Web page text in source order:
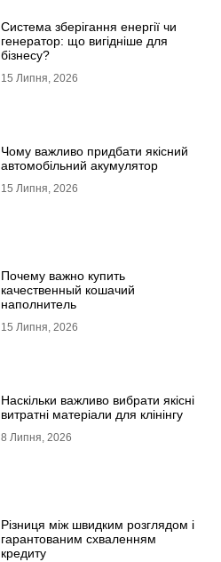
Система зберігання енергії чи
генератор: що вигідніше для
бізнесу?
15 Липня, 2026
Чому важливо придбати якісний
автомобільний акумулятор
15 Липня, 2026
Почему важно купить
качественный кошачий
наполнитель
15 Липня, 2026
Наскільки важливо вибрати якісні
витратні матеріали для клінінгу
8 Липня, 2026
Різниця між швидким розглядом і
гарантованим схваленням
кредиту